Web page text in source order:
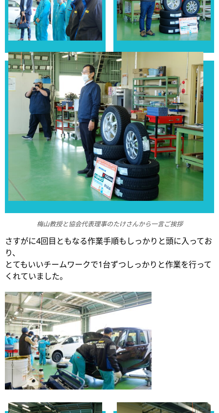
梅山教授と協会代表理事のたけさんから一言ご挨拶
さすがに4回目ともなる作業手順もしっかりと頭に入ってお
り、
とてもいいチームワークで1台ずつしっかりと作業を行って
くれていました。